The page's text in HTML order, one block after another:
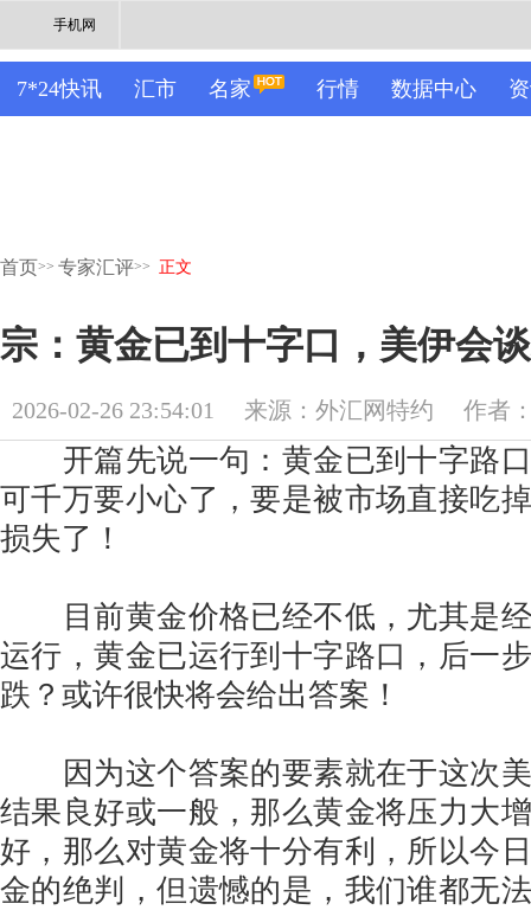
手机网
7*24快讯 汇市 名家 行情 数据中心
首页>> 专家汇评>> 正文
宗：黄金已到十字口，美伊会
2026-02-26 23:54:01 来源：外汇网特约 作者
开篇先说一句：黄金已到十字路口
可千万要小心了，要是被市场直接吃
损失了！
目前黄金价格已经不低，尤其是经
运行，黄金已运行到十字路口，后一
跌？或许很快将会给出答案！
因为这个答案的要素就在于这次美
结果良好或一般，那么黄金将压力大
好，那么对黄金将十分有利，所以今
金的绝判，但遗憾的是，我们谁都无